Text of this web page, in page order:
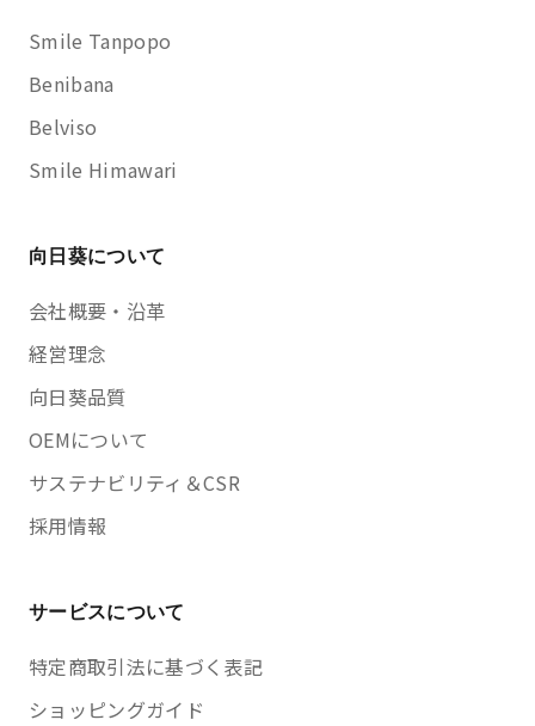
Smile Tanpopo
Benibana
Belviso
Smile Himawari
向日葵について
会社概要・沿革
経営理念
向日葵品質
OEMについて
サステナビリティ＆CSR
採用情報
サービスについて
特定商取引法に基づく表記
ショッピングガイド